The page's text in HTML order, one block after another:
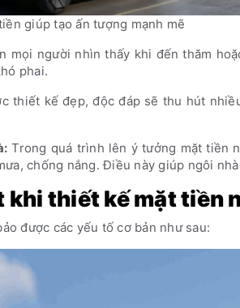
giúp tạo ấn tượng mạnh mẽ
mọi người nhìn thấy khi đến thăm
phai.
thiết kế đẹp, độc đáp sẽ thu hút
Trong quá trình lên ý tưởng mặt tiền
chống nắng. Điều này giúp ngôi
thiết kế mặt tiền
được các yếu tố cơ bản như sau: